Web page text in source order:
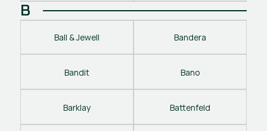
B
Ball & Jewell Bandera
Bandit Bano
Barklay Battenfeld